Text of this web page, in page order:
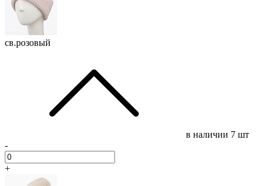
св.розовый
в наличии 7 шт
-
+